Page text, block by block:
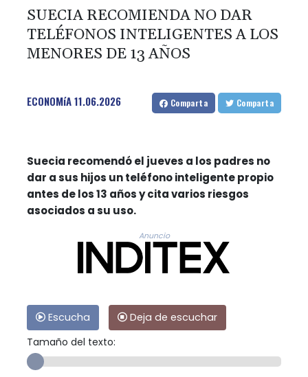
SUECIA RECOMIENDA NO DAR
TELÉFONOS INTELIGENTES A LOS
MENORES DE 13 AÑOS
ECONOMíA11.06.2026 Comparta Comparta
Suecia recomendó el jueves a los padres no
dar a sus hijos un teléfono inteligente propio
antes de los 13 años y cita varios riesgos
asociados a su uso.
Anuncio
Escucha
Deja de escuchar
Tamaño del texto: